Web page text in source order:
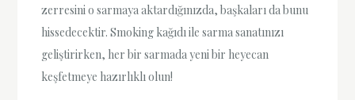
zerresini o sarmaya aktardığınızda, başkaları da bunu
hissedecektir. Smoking kağıdı ile sarma sanatınızı
geliştirirken, her bir sarmada yeni bir heyecan
keşfetmeye hazırlıklı olun!